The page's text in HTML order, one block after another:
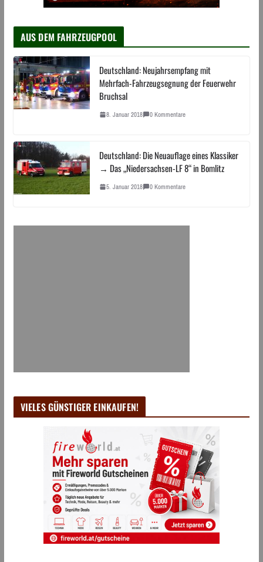
AUS DEM FAHRZEUGPOOL
Deutschland: Neujahrsempfang mit
Mehrfach-Fahrzeugsegnung der Feuerwehr
Bruchsal
8. Januar 2018 0 Kommentare
Deutschland: Die Neuauflage eines Klassiker
→ Das „Niedersachsen-LF 8“ in Bomlitz
5. Januar 2018 0 Kommentare
VIELES GÜNSTIGER EINKAUFEN!